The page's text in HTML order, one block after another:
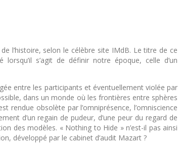
l’histoire, selon le célèbre site IMdB. Le titre de ce
s’agit de définir notre époque, celle d’un
entre les participants et éventuellement violée par
dans un monde où les frontières entre sphères
rendue obsolète par l’omniprésence, l’omniscience
d’un regain de pudeur, d’une peur du regard de
des modèles. « Nothing to Hide » n’est-il pas ainsi
développé par le cabinet d’audit Mazart ?